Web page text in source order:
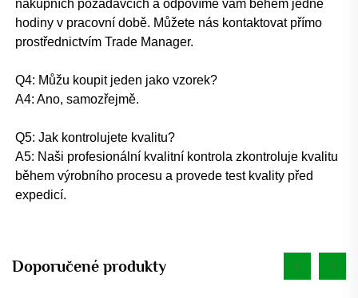
nákupních požadavcích a odpovíme vám během jedné
hodiny v pracovní době. Můžete nás kontaktovat přímo
prostřednictvím Trade Manager.
Q4: Můžu koupit jeden jako vzorek?
A4: Ano, samozřejmě.
Q5: Jak kontrolujete kvalitu?
A5: Naši profesionální kvalitní kontrola zkontroluje kvalitu
během výrobního procesu a provede test kvality před
expedicí.
Doporučené produkty